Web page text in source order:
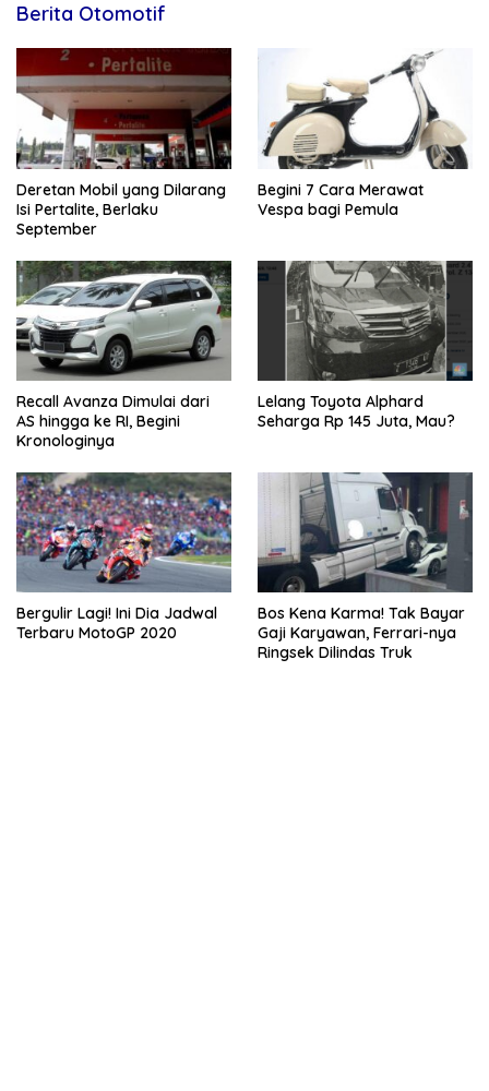
Berita Otomotif
Deretan Mobil yang Dilarang
Isi Pertalite, Berlaku
September
Begini 7 Cara Merawat
Vespa bagi Pemula
Recall Avanza Dimulai dari
AS hingga ke RI, Begini
Kronologinya
Lelang Toyota Alphard
Seharga Rp 145 Juta, Mau?
Bergulir Lagi! Ini Dia Jadwal
Terbaru MotoGP 2020
Bos Kena Karma! Tak Bayar
Gaji Karyawan, Ferrari-nya
Ringsek Dilindas Truk